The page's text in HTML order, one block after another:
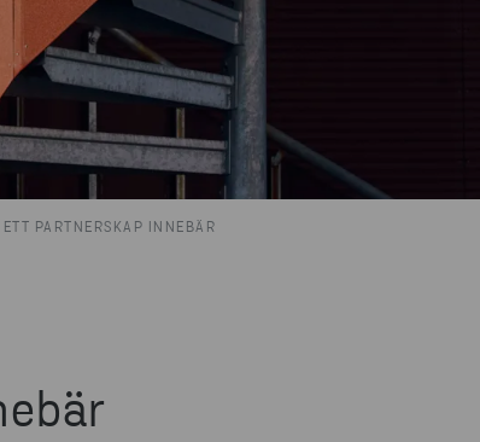
ETT PARTNERSKAP INNEBÄR